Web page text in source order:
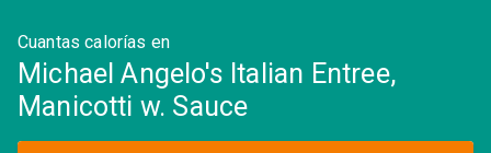
Cuantas calorías en
Michael Angelo's Italian Entree,
Manicotti w. Sauce